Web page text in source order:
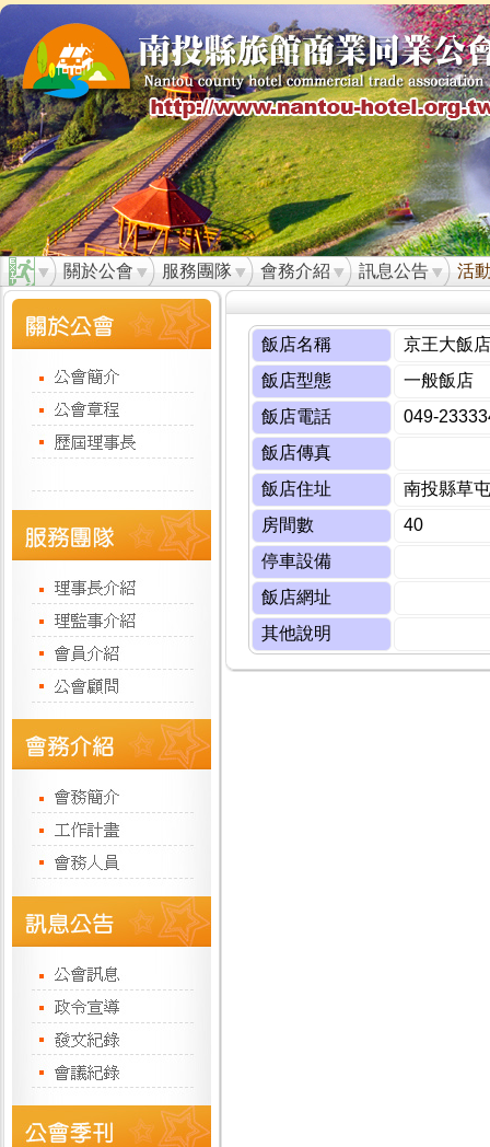
關於公會 服務團隊 會務介紹 訊息公告 活
飯店名稱
京王大飯店
飯店型態
一般飯店
飯店電話
049-
飯店傳真
飯店住址
南投縣草
房間數
40
停車設備
飯店網址
其他說明